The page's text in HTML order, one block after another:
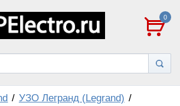
0
УЗО Легранд (Legrand)